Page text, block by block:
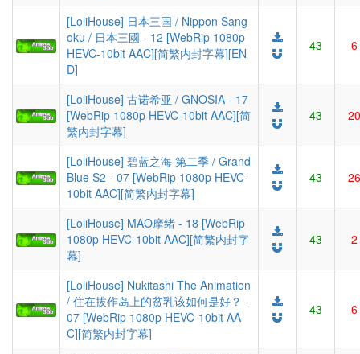
[LoliHouse] 日本三国 / Nippon Sang
oku / 日本三國 - 12 [WebRip 1080p
HEVC-10bit AAC][简繁内封字幕][EN
D]
43 6
[LoliHouse] 古诺希亚 / GNOSIA - 17
[WebRip 1080p HEVC-10bit AAC][简
繁内封字幕]
43 20
[LoliHouse] 碧蓝之海 第二季 / Grand
Blue S2 - 07 [WebRip 1080p HEVC-
10bit AAC][简繁内封字幕]
43 26
[LoliHouse] MAO摩绪 - 18 [WebRip
1080p HEVC-10bit AAC][简繁内封字
幕]
43 2
[LoliHouse] Nukitashi The Animation
/ 住在拔作岛上的贫乳该如何是好？ -
07 [WebRip 1080p HEVC-10bit AA
C][简繁内封字幕]
43 6